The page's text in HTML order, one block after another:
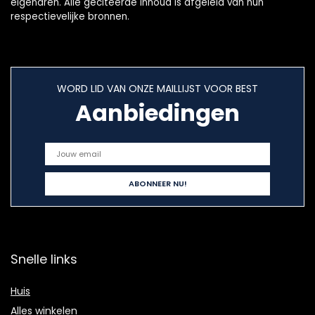
respectievelijke bronnen.
WORD LID VAN ONZE MAILLIJST VOOR BEST
Aanbiedingen
Snelle links
Huis
Alles winkelen